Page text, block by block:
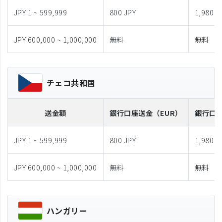
JPY 1 ~ 599,999 800 JPY 1,980
JPY 600,000 ~ 1,000,000 無料 無料
チェコ共和国
送金額 銀行口座送金 （EUR） 銀行口
JPY 1 ~ 599,999 800 JPY 1,980
JPY 600,000 ~ 1,000,000 無料 無料
ハンガリー